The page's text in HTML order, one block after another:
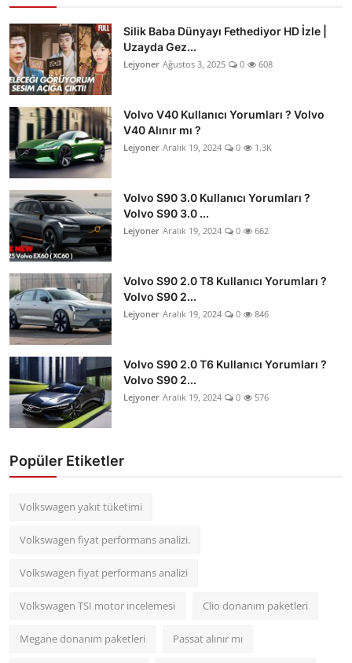
Silik Baba Dünyayı Fethediyor HD İzle |
Uzayda Gez...
Lejyoner Ağustos 3, 2025 0 608
Volvo V40 Kullanıcı Yorumları ? Volvo
V40 Alınır mı ?
Lejyoner Aralık 19, 2024 0 1.3K
Volvo S90 3.0 Kullanıcı Yorumları ?
Volvo S90 3.0 ...
Lejyoner Aralık 19, 2024 0 662
Volvo S90 2.0 T8 Kullanıcı Yorumları ?
Volvo S90 2...
Lejyoner Aralık 19, 2024 0 846
Volvo S90 2.0 T6 Kullanıcı Yorumları ?
Volvo S90 2...
Lejyoner Aralık 19, 2024 0 576
Popüler Etiketler
Volkswagen yakıt tüketimi
Volkswagen fiyat performans analizi.
Volkswagen fiyat performans analizi
Volkswagen TSI motor incelemesi Clio donanım paketleri
Megane donanım paketleri Passat alınır mı